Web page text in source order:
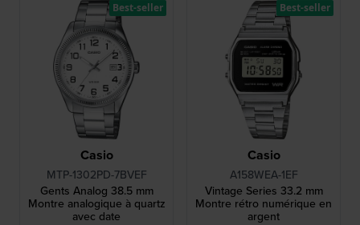
Casio
MTP-1302PD-7BVEF
Gents Analog 38.5 mm
Montre analogique à quartz
avec date
Best-seller
Casio
A158WEA-1EF
Vintage Series 33.2 mm
Montre rétro numérique en
argent
Best-seller